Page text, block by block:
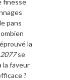
finesse
pans
la
se
la faveur
?